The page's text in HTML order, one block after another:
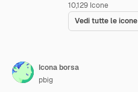
10,129 Icone
Vedi tutte le icone
Icona borsa
pbig